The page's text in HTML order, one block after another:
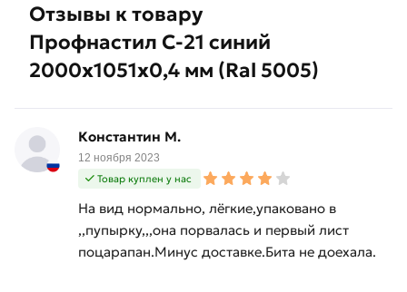
стандартам качества. Возврат купленного
товарa в течение 14 дней (наличие чека
обязательно).
Отзывы к товару
Профнастил С-21 синий
2000х1051х0,4 мм (Ral 5005)
Константин М.
12 ноября 2023
Товар куплен у нас
На вид нормально, лёгкие,упаковано в
,,пупырку,,,она порвалась и первый лист
поцарапан.Минус доставке.Бита не доехала.